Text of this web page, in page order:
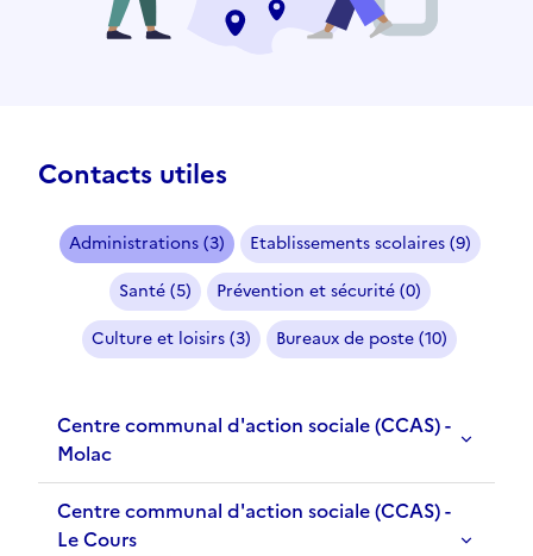
Contacts utiles
Administrations (3)
Etablissements scolaires (9)
Santé (5)
Prévention et sécurité (0)
Culture et loisirs (3)
Bureaux de poste (10)
Centre communal d'action sociale (CCAS) -
Molac
Centre communal d'action sociale (CCAS) -
Le Cours